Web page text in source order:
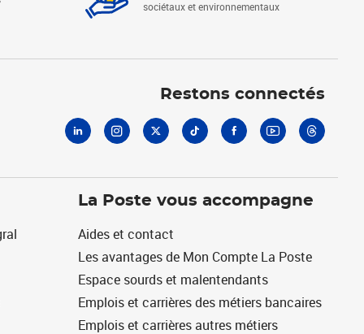
sociétaux et environnementaux
Restons connectés
La Poste vous accompagne
Aides et contact
Les avantages de Mon Compte La Poste
Espace sourds et malentendants
Emplois et carrières des métiers bancaires
Emplois et carrières autres métiers